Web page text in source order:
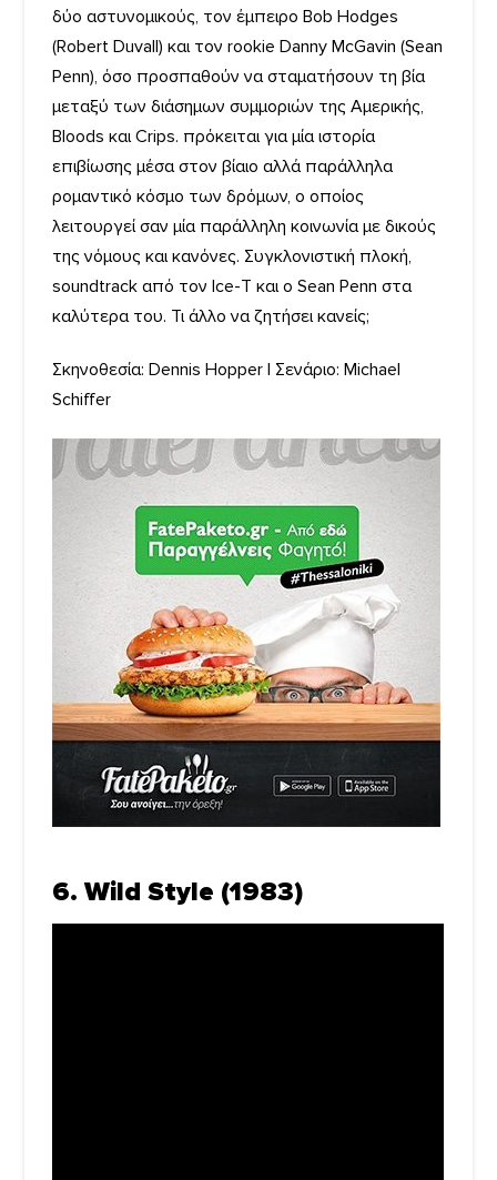
δύο αστυνομικούς, τον έμπειρο Bob Hodges
(Robert Duvall) και τον rookie Danny McGavin (Sean
Penn), όσο προσπαθούν να σταματήσουν τη βία
μεταξύ των διάσημων συμμοριών της Αμερικής,
Bloods και Crips. πρόκειται για μία ιστορία
επιβίωσης μέσα στον βίαιο αλλά παράλληλα
ρομαντικό κόσμο των δρόμων, ο οποίος
λειτουργεί σαν μία παράλληλη κοινωνία με δικούς
της νόμους και κανόνες. Συγκλονιστική πλοκή,
soundtrack από τον Ice-T και ο Sean Penn στα
καλύτερα του. Τι άλλο να ζητήσει κανείς;
Σκηνοθεσία: Dennis Hopper | Σενάριο: Michael
Schiffer
6. Wild Style (1983)